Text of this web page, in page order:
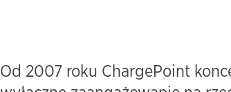
Od 2007 roku ChargePoint